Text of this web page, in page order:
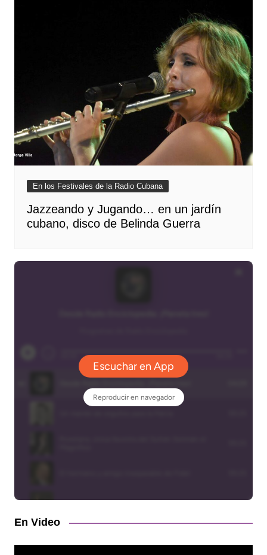
En los Festivales de la Radio Cubana
Jazzeando y Jugando… en un jardín
cubano, disco de Belinda Guerra
En Video